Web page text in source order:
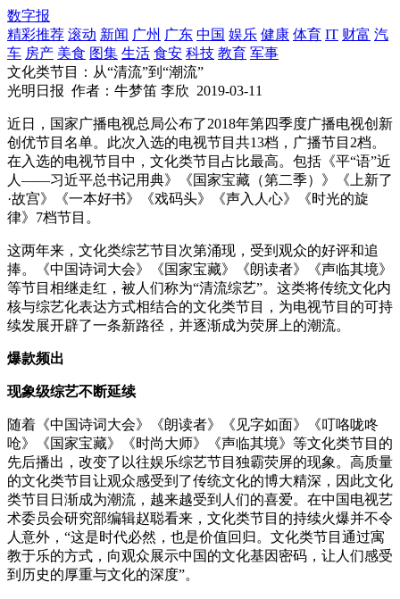
数字报
精彩推荐 滚动 新闻 广州 广东 中国 娱乐 健康 体育 IT 财富 汽
车 房产 美食 图集 生活 食安 科技 教育 军事
文化类节目：从“清流”到“潮流”
光明日报 作者：牛梦笛 李欣 2019-03-11
近日，国家广播电视总局公布了2018年第四季度广播电视创新
创优节目名单。此次入选的电视节目共13档，广播节目2档。
在入选的电视节目中，文化类节目占比最高。包括《平“语”近
人——习近平总书记用典》《国家宝藏（第二季）》《上新了
·故宫》《一本好书》《戏码头》《声入人心》《时光的旋
律》7档节目。
这两年来，文化类综艺节目次第涌现，受到观众的好评和追
捧。《中国诗词大会》《国家宝藏》《朗读者》《声临其境》
等节目相继走红，被人们称为“清流综艺”。这类将传统文化内
核与综艺化表达方式相结合的文化类节目，为电视节目的可持
续发展开辟了一条新路径，并逐渐成为荧屏上的潮流。
爆款频出
现象级综艺不断延续
随着《中国诗词大会》《朗读者》《见字如面》《叮咯咙咚
呛》《国家宝藏》《时尚大师》《声临其境》等文化类节目的
先后播出，改变了以往娱乐综艺节目独霸荧屏的现象。高质量
的文化类节目让观众感受到了传统文化的博大精深，因此文化
类节目日渐成为潮流，越来越受到人们的喜爱。在中国电视艺
术委员会研究部编辑赵聪看来，文化类节目的持续火爆并不令
人意外，“这是时代必然，也是价值回归。文化类节目通过寓
教于乐的方式，向观众展示中国的文化基因密码，让人们感受
到历史的厚重与文化的深度”。